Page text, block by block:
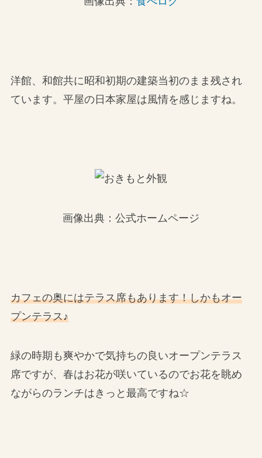
洋館、和館共に昭和初期の建築当初のまま残され
ています。平屋の日本家屋は風情を感じますね。
画像出典：公式ホームページ
カフェの奥にはテラス席もあります！しかもオー
プンテラス♪
緑の時期も爽やかで気持ちの良いオープンテラス
席ですが、春はお花が咲いているのでお花を眺め
ながらのランチはきっと最高ですね☆